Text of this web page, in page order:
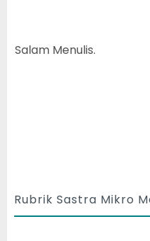
Salam Menulis.
Rubrik Sastra Mikro